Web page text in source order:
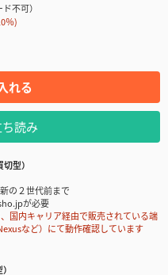
不可）
％)
れる
読み
型）
の２世代前まで
が必要
内キャリア経由で販売されている端
など）にて動作確認しています